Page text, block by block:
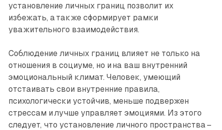
установление личных границ позволит их
избежать, а также сформирует рамки
уважительного взаимодействия.
Соблюдение личных границ влияет не только на
отношения в социуме, но и на ваш внутренний
эмоциональный климат. Человек, умеющий
отстаивать свои внутренние правила,
психологически устойчив, меньше подвержен
стрессам и лучше управляет эмоциями. Из этого
следует, что установление личного пространства –